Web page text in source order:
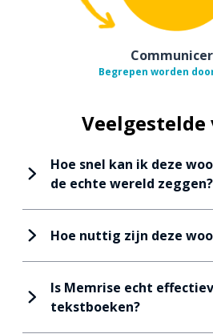
Begrepen worden
Veelgestelde
Hoe snel kan ik deze
de echte wereld zeggen?
Hoe nuttig zijn deze
Is Memrise echt
tekstboeken?